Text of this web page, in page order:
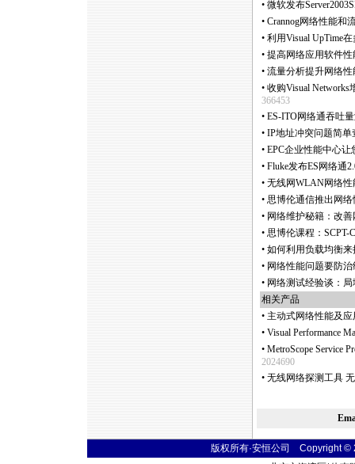
• 微软发布
• Crannog网络性能和
• 利用Visual UpTime
• 提高网络应用软件
• 流量分析提升网络
• 收购Visual
366453
• ES-ITO网络通吞吐
• IP地址冲突问题简
• EPC企业性能中心
• Fluke发布ES网络通
• 无线网WLAN网络性
• 思博伦通信推出网
• 网络维护秘籍：改
• 思博伦课程：SCPT-
• 如何利用负载均衡
• 网络性能问题要防治
• 网络测试经验谈：
相关产品
• 主动式网络性能及应
• Visual Performance
• MetroScope Service
2024690
• 无线网络探测工具
版权所有·安恒公司 Copyright